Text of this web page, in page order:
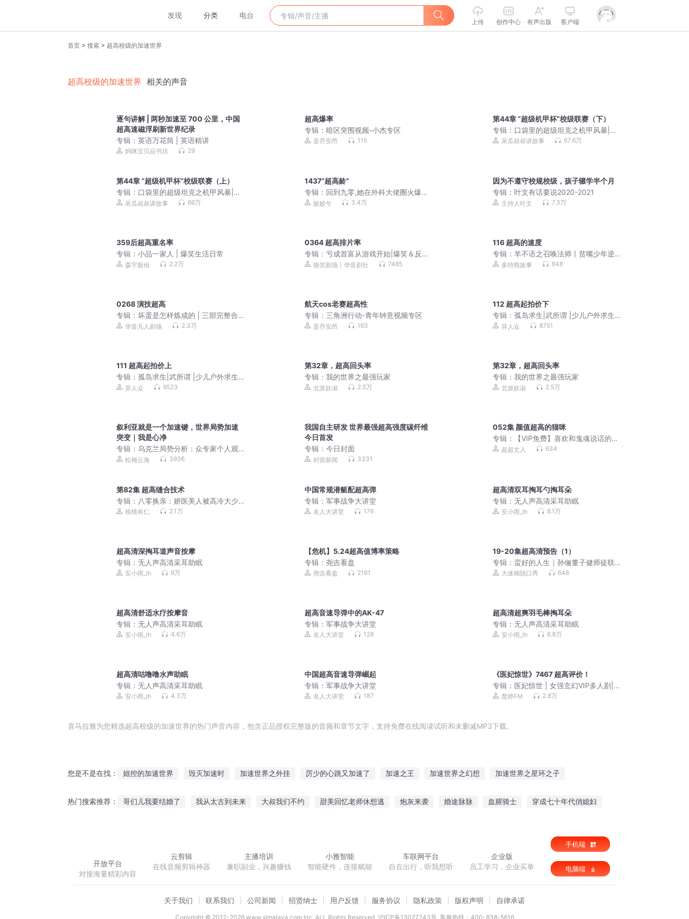
发现 分类 电台
上传 创作中心 有声出版 客户端
首页 > 搜索 > 超高校级的加速世界
超高校级的加速世界 相关的声音
逐句讲解 | 两秒加速至 700 公里，中国
超高速磁浮刷新世界纪录
专辑： 英语万花筒 | 英语精讲
妈咪宝贝品书坊 29
超高爆率
专辑：暗区突围视频-小杰专区
是乔安昂 115
第44章 “超级机甲杯”校级联赛（下）
专辑： 口袋里的超级坦克之机甲风暴|冒
险故事|校园故事
呆瓜叔叔讲故事 67.6万
第44章 “超级机甲杯”校级联赛（上）
专辑： 口袋里的超级坦克之机甲风暴|冒
险故事|校园故事
呆瓜叔叔讲故事 66万
1437“超高龄”
专辑： 回到九零,她在外科大佬圈火爆了
|姣姣兮 | 起点口碑爽文 | 多人有声剧
姣姣兮 3.4万
因为不遵守校规校级，孩子辍学半个月
专辑：叶文有话要说2020-2021
主持人叶文 7.3万
359后超高重名率
专辑： 小品一家人 | 爆笑生活日常
森宇股份 2.2万
0364 超高排片率
专辑：亏成首富从游戏开始|爆笑＆反套
路|动漫同期|多人剧
狼笑剧场丨华音剧社 7485
116 超高的速度
专辑：羊不语之召唤法师丨贫嘴少年逆
命之途丨多特熊故事
多特熊故事 848
0268 演技超高
专辑： 坏蛋是怎样炼成的 | 三部完整合
集，桑梓演绎谢文东
华音凡人剧场 2.3万
航天cos老赛超高性
专辑： 三角洲行动-青年钟意视频专区
是乔安昂 163
112 超高起拍价下
专辑：孤岛求生|武所谓 |少儿户外求生|
励志面对困境
异人众 8751
111 超高起拍价上
专辑： 孤岛求生|武所谓 |少儿户外求生|
励志面对困境
异人众 9523
第32章，超高回头率
专辑：我的世界之最强玩家
北派妖淑 2.5万
第32章，超高回头率
专辑：我的世界之最强玩家
北派妖淑 2.5万
叙利亚就是一个加速键，世界局势加速
突变｜我是心净
专辑： 乌克兰局势分析：众专家个人观
点，实时持续更新
松梅云海 3936
我国自主研发 世界最强超高强度碳纤维
今日首发
专辑：今日封面
封面新闻 3331
052集 颜值超高的猫咪
专辑：
【VIP免费】喜欢和鬼魂说话的影
后|精品多播
超超丈人 634
第82集 超高缝合技术
专辑： 八零换亲：娇医美人被高冷大少
宠上天丨军婚甜宠丨爆款年代重生爽文
核桃有仁 2.1万
中国常规潜艇配超高弹
专辑：军事战争大讲堂
名人大讲堂 176
超高清双耳掏耳勺掏耳朵
专辑：无人声高清采耳助眠
安小雨_lh 8.1万
超高清深掏耳道声音按摩
专辑： 无人声高清采耳助眠
安小雨_lh 9万
【危机】5.24超高值博率策略
专辑：尧吉看盘
尧吉看盘 2161
19-20集超高清预告（1）
专辑：蛮好的人生｜孙俪董子健师徒联
手，高光对抗渣男绿茶
大迷糊脱口秀 648
超高清舒适水疗按摩音
专辑： 无人声高清采耳助眠
安小雨_lh 4.6万
超高音速导弹中的AK-47
专辑：军事战争大讲堂
名人大讲堂 128
超高清超爽羽毛棒掏耳朵
专辑：无人声高清采耳助眠
安小雨_lh 6.8万
超高清咕噜噜水声助眠
专辑： 无人声高清采耳助眠
安小雨_lh 4.3万
中国超高音速导弹崛起
专辑：军事战争大讲堂
名人大讲堂 187
《医妃惊世》7467 超高评价！
专辑： 医妃惊世 | 女强玄幻VIP多人剧|楚
婷制作
楚婷FM 2.8万
喜马拉雅为您精选超高校级的加速世界的热门声音内容，包含正品授权完整版的音频和章节文字，支持免费在线阅读试听和未删减MP3下载。
您是不是在找： 姐控的加速世界 毁灭加速时 加速世界之外挂 厉少的心跳又加速了 加速之王 加速世界之幻想 加速世界之星环之子
热门搜索推荐： 哥们儿我要结婚了 我从太古到未来 大叔我们不约 甜美回忆老师休想逃 炮灰来袭 婚途脉脉 血腥骑士 穿成七十年代俏媳妇
开放平台
对接海量精彩内容
云剪辑
在线音频剪辑神器
主播培训
兼职副业，兴趣赚钱
小雅智能
智能硬件，连接赋能
车联网平台
自在出行，听我想听
企业版
员工学习，企业买单
手机端
电脑端
关于我们 联系我们 公司新闻 招贤纳士 用户反馈 服务协议 隐私政策 版权声明 自律承诺
Copyright © 2012-2026www.ximalaya.com lnc. ALL Rights Reserved 沪ICP备13027243号 客服热线：400-838-5616